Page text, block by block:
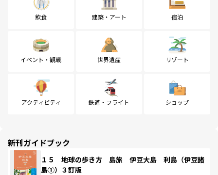
飲食 建築・アート 宿泊
イベント・観戦 世界遺産 リゾート
アクティビティ 鉄道・フライト ショップ
新刊ガイドブック
１５ 地球の歩き方 島旅 伊豆大島 利島（伊豆諸
島①）３訂版